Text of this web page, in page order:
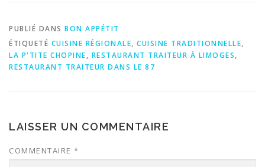
PUBLIÉ DANS BON APPÉTIT
ÉTIQUETÉ CUISINE RÉGIONALE, CUISINE TRADITIONNELLE,
LA P'TITE CHOPINE, RESTAURANT TRAITEUR À LIMOGES,
RESTAURANT TRAITEUR DANS LE 87
LAISSER UN COMMENTAIRE
COMMENTAIRE *